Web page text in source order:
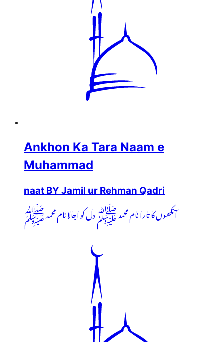
Ankhon Ka Tara Naam e
Muhammad
naat BY Jamil ur Rehman Qadri
آنکھوں کا تارا نام محمد ﷺ دل کو اجالا نام محمد ﷺ